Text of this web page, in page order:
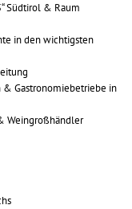
Südtirol & Raum
in den wichtigsten
Gastronomiebetriebe in
Weingroßhändler